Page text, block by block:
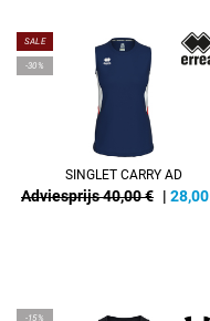
SALE
-30%
SINGLET CARRY AD
Adviesprijs 40,00 € | 28,00
-15%